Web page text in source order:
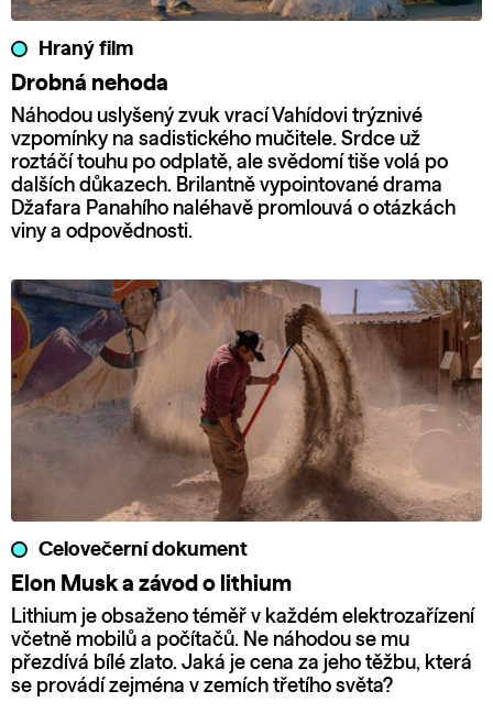
Hraný film
Drobná nehoda
Náhodou uslyšený zvuk vrací Vahídovi trýznivé
vzpomínky na sadistického mučitele. Srdce už
roztáčí touhu po odplatě, ale svědomí tiše volá po
dalších důkazech. Brilantně vypointované drama
Džafara Panahího naléhavě promlouvá o otázkách
viny a odpovědnosti.
Celovečerní dokument
Elon Musk a závod o lithium
Lithium je obsaženo téměř v každém elektrozařízení
včetně mobilů a počítačů. Ne náhodou se mu
přezdívá bílé zlato. Jaká je cena za jeho těžbu, která
se provádí zejména v zemích třetího světa?